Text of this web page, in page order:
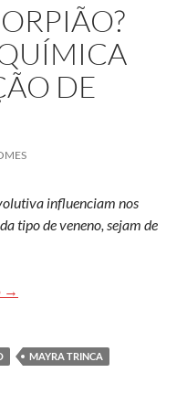
DE
influenciam nos
tipo de veneno, sejam de
Cobra ou escorpião?
→
MAYRA TRINCA